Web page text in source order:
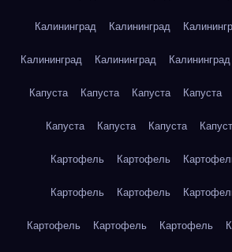
Калининград Калининград
Калининград Калининград Калининград
Капуста Капуста Капуста Капуста
Капуста Капуста Капуста
Картофель Картофель
Картофель Картофель
Картофель Картофель Картофель